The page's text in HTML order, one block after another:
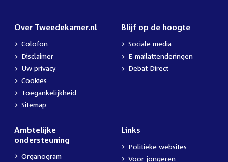
Over Tweedekamer.nl
Colofon
Disclaimer
Uw privacy
Cookies
Toegankelijkheid
Sitemap
Blijf op de hoogte
Sociale media
E-mailattenderingen
Debat Direct
Ambtelijke
ondersteuning
Organogram
Links
Politieke websites
Voor jongeren